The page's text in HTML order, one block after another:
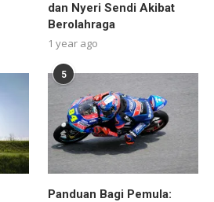
dan Nyeri Sendi Akibat
Berolahraga
1 year ago
5
Panduan Bagi Pemula: